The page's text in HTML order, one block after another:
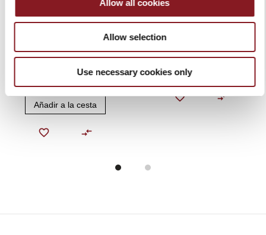
Allow all cookies
Allow selection
Use necessary cookies only
ENVASADORA AL
VACÍO PARA
VACUUM
499,00 €
Añadir a la cesta
TACO BAG NEGRO
309,00 €
Añadir a la cesta